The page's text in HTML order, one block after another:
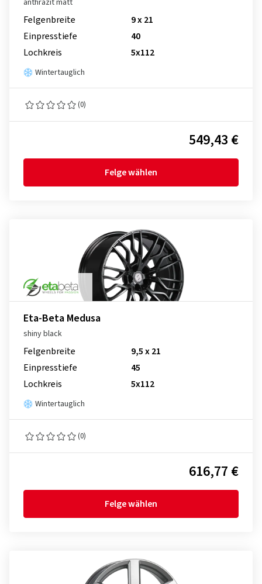
anthrazit matt
Felgenbreite
9 x 21
Einpresstiefe
40
Lochkreis
5x112
Wintertauglich
(0)
549,43 €
Felge wählen
Eta-Beta Medusa
shiny black
Felgenbreite
9,5 x 21
Einpresstiefe
45
Lochkreis
5x112
Wintertauglich
(0)
616,77 €
Felge wählen